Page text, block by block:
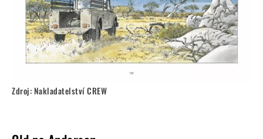
Zdroj: Nakladatelství CREW